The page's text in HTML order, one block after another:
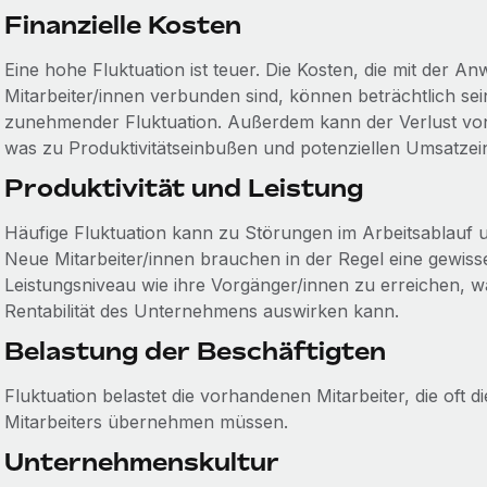
Finanzielle Kosten
Eine hohe Fluktuation ist teuer. Die Kosten, die mit der
Mitarbeiter/innen verbunden sind, können beträchtlich
zunehmender Fluktuation. Außerdem kann der Verlust
was zu Produktivitätseinbußen und potenziellen
Produktivität und Leistung
Häufige Fluktuation kann zu Störungen im Arbeitsablauf
Neue Mitarbeiter/innen brauchen in der Regel eine
Leistungsniveau wie ihre Vorgänger/innen zu erreichen,
Rentabilität des Unternehmens auswirken kann.
Belastung der Beschäftigten
Fluktuation belastet die vorhandenen Mitarbeiter, die oft
Mitarbeiters übernehmen müssen.
Unternehmenskultur